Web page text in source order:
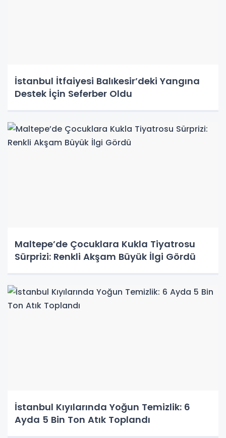
İstanbul İtfaiyesi Balıkesir’deki Yangına
Destek İçin Seferber Oldu
Maltepe’de Çocuklara Kukla Tiyatrosu
Sürprizi: Renkli Akşam Büyük İlgi Gördü
İstanbul Kıyılarında Yoğun Temizlik: 6
Ayda 5 Bin Ton Atık Toplandı